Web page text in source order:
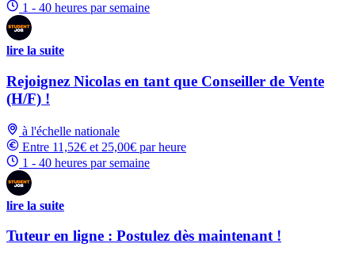
1 - 40 heures par semaine
lire la suite
Rejoignez Nicolas en tant que Conseiller de Vente
(H/F) !
à l'échelle nationale
Entre 11,52€ et 25,00€ par heure
1 - 40 heures par semaine
lire la suite
Tuteur en ligne : Postulez dès maintenant !